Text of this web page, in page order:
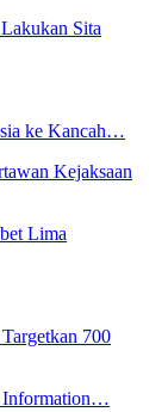
Sita
ke Kancah…
Kejaksaan
Lima
700
Information…